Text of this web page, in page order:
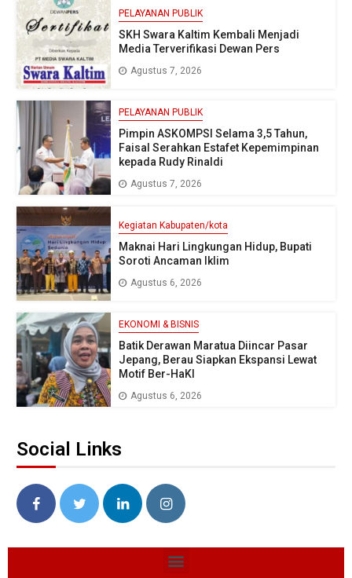
PELAYANAN PUBLIK
SKH Swara Kaltim Kembali Menjadi
Media Terverifikasi Dewan Pers
Agustus 7, 2026
PELAYANAN PUBLIK
Pimpin ASKOMPSI Selama 3,5 Tahun,
Faisal Serahkan Estafet Kepemimpinan
kepada Rudy Rinaldi
Agustus 7, 2026
Kegiatan Kabupaten/kota
Maknai Hari Lingkungan Hidup, Bupati
Soroti Ancaman Iklim
Agustus 6, 2026
EKONOMI & BISNIS
Batik Derawan Maratua Diincar Pasar
Jepang, Berau Siapkan Ekspansi Lewat
Motif Ber-HaKI
Agustus 6, 2026
Social Links